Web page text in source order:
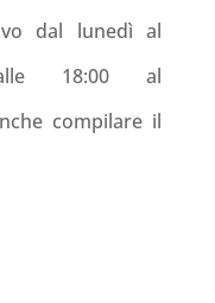
dal lunedì al
18:00 al
compilare il